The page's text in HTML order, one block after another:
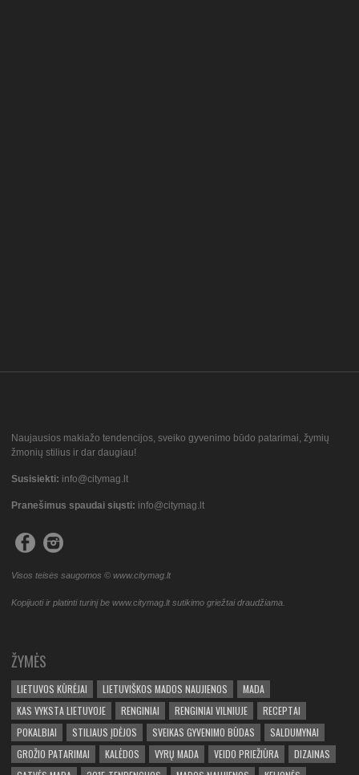
Naujausios makiažo tendencijos, sveiko gyvenimo būdo patarimai, žymių
žmonių stilius ir dar daugiau!
Susisiekti: info@citymag.lt
Pranešimus spaudai siųsti: info@citymag.lt
Visos teisės saugomos © www.citymag.lt
Kopijuoti ir platinti turinį be www.citymag.lt sutikimo griežtai draudžiama.
ŽYMĖS
LIETUVOS KŪRĖJAI LIETUVIŠKOS MADOS NAUJIENOS
MADA
KAS VYKSTA LIETUVOJE
RENGINIAI RENGINIAI VILNIUJE
RECEPTAI
POKALBIAI
STILIAUS ĮDĖJOS SVEIKAS GYVENIMO BŪDAS
SALDUMYNAI
GROŽIO PATARIMAI
KALĖDOS VYRŲ MADA VEIDO PRIEŽIŪRA
DIZAINAS